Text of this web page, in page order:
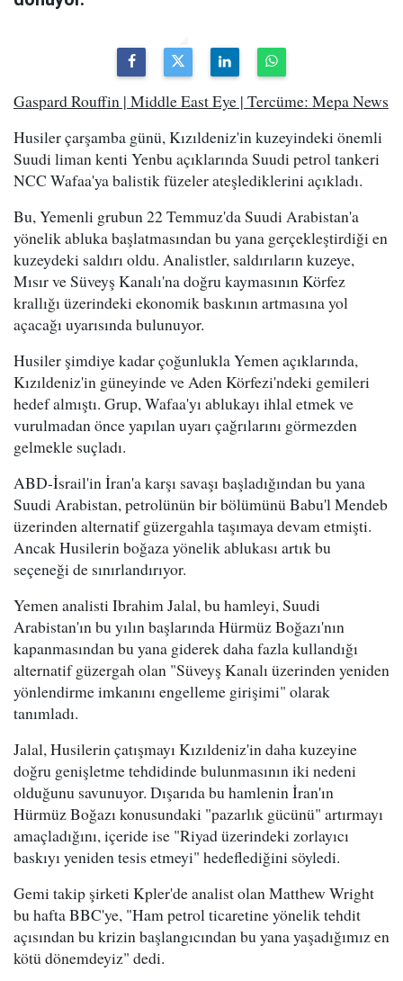
Gaspard Rouffin | Middle East Eye | Tercüme: Mepa News
Husiler çarşamba günü, Kızıldeniz'in kuzeyindeki önemli
Suudi liman kenti Yenbu açıklarında Suudi petrol tankeri
NCC Wafaa'ya balistik füzeler ateşlediklerini açıkladı.
Bu, Yemenli grubun 22 Temmuz'da Suudi Arabistan'a
yönelik abluka başlatmasından bu yana gerçekleştirdiği en
kuzeydeki saldırı oldu. Analistler, saldırıların kuzeye,
Mısır ve Süveyş Kanalı'na doğru kaymasının Körfez
krallığı üzerindeki ekonomik baskının artmasına yol
açacağı uyarısında bulunuyor.
Husiler şimdiye kadar çoğunlukla Yemen açıklarında,
Kızıldeniz'in güneyinde ve Aden Körfezi'ndeki gemileri
hedef almıştı. Grup, Wafaa'yı ablukayı ihlal etmek ve
vurulmadan önce yapılan uyarı çağrılarını görmezden
gelmekle suçladı.
ABD-İsrail'in İran'a karşı savaşı başladığından bu yana
Suudi Arabistan, petrolünün bir bölümünü Babu'l Mendeb
üzerinden alternatif güzergahla taşımaya devam etmişti.
Ancak Husilerin boğaza yönelik ablukası artık bu
seçeneği de sınırlandırıyor.
Yemen analisti Ibrahim Jalal, bu hamleyi, Suudi
Arabistan'ın bu yılın başlarında Hürmüz Boğazı'nın
kapanmasından bu yana giderek daha fazla kullandığı
alternatif güzergah olan "Süveyş Kanalı üzerinden yeniden
yönlendirme imkanını engelleme girişimi" olarak
tanımladı.
Jalal, Husilerin çatışmayı Kızıldeniz'in daha kuzeyine
doğru genişletme tehdidinde bulunmasının iki nedeni
olduğunu savunuyor. Dışarıda bu hamlenin İran'ın
Hürmüz Boğazı konusundaki "pazarlık gücünü" artırmayı
amaçladığını, içeride ise "Riyad üzerindeki zorlayıcı
baskıyı yeniden tesis etmeyi" hedeflediğini söyledi.
Gemi takip şirketi Kpler'de analist olan Matthew Wright
bu hafta BBC'ye, "Ham petrol ticaretine yönelik tehdit
açısından bu krizin başlangıcından bu yana yaşadığımız en
kötü dönemdeyiz" dedi.